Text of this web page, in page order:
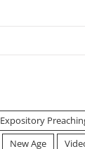
Expository
New Age